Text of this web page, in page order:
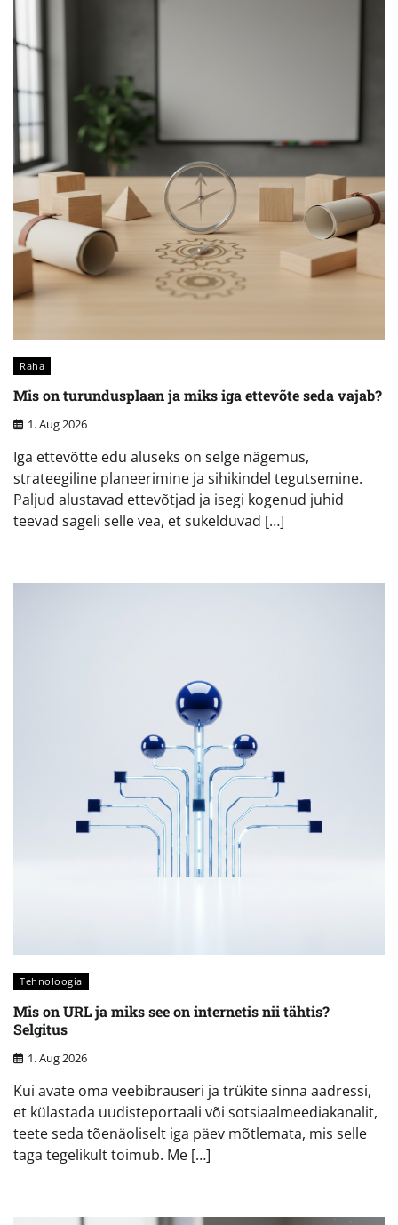
Raha
Mis on turundusplaan ja miks iga ettevõte seda vajab?
1. Aug 2026
Iga ettevõtte edu aluseks on selge nägemus,
strateegiline planeerimine ja sihikindel tegutsemine.
Paljud alustavad ettevõtjad ja isegi kogenud juhid
teevad sageli selle vea, et sukelduvad […]
Tehnoloogia
Mis on URL ja miks see on internetis nii tähtis?
Selgitus
1. Aug 2026
Kui avate oma veebibrauseri ja trükite sinna aadressi,
et külastada uudisteportaali või sotsiaalmeediakanalit,
teete seda tõenäoliselt iga päev mõtlemata, mis selle
taga tegelikult toimub. Me […]